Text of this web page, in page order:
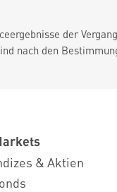
der
nach den
& Aktien